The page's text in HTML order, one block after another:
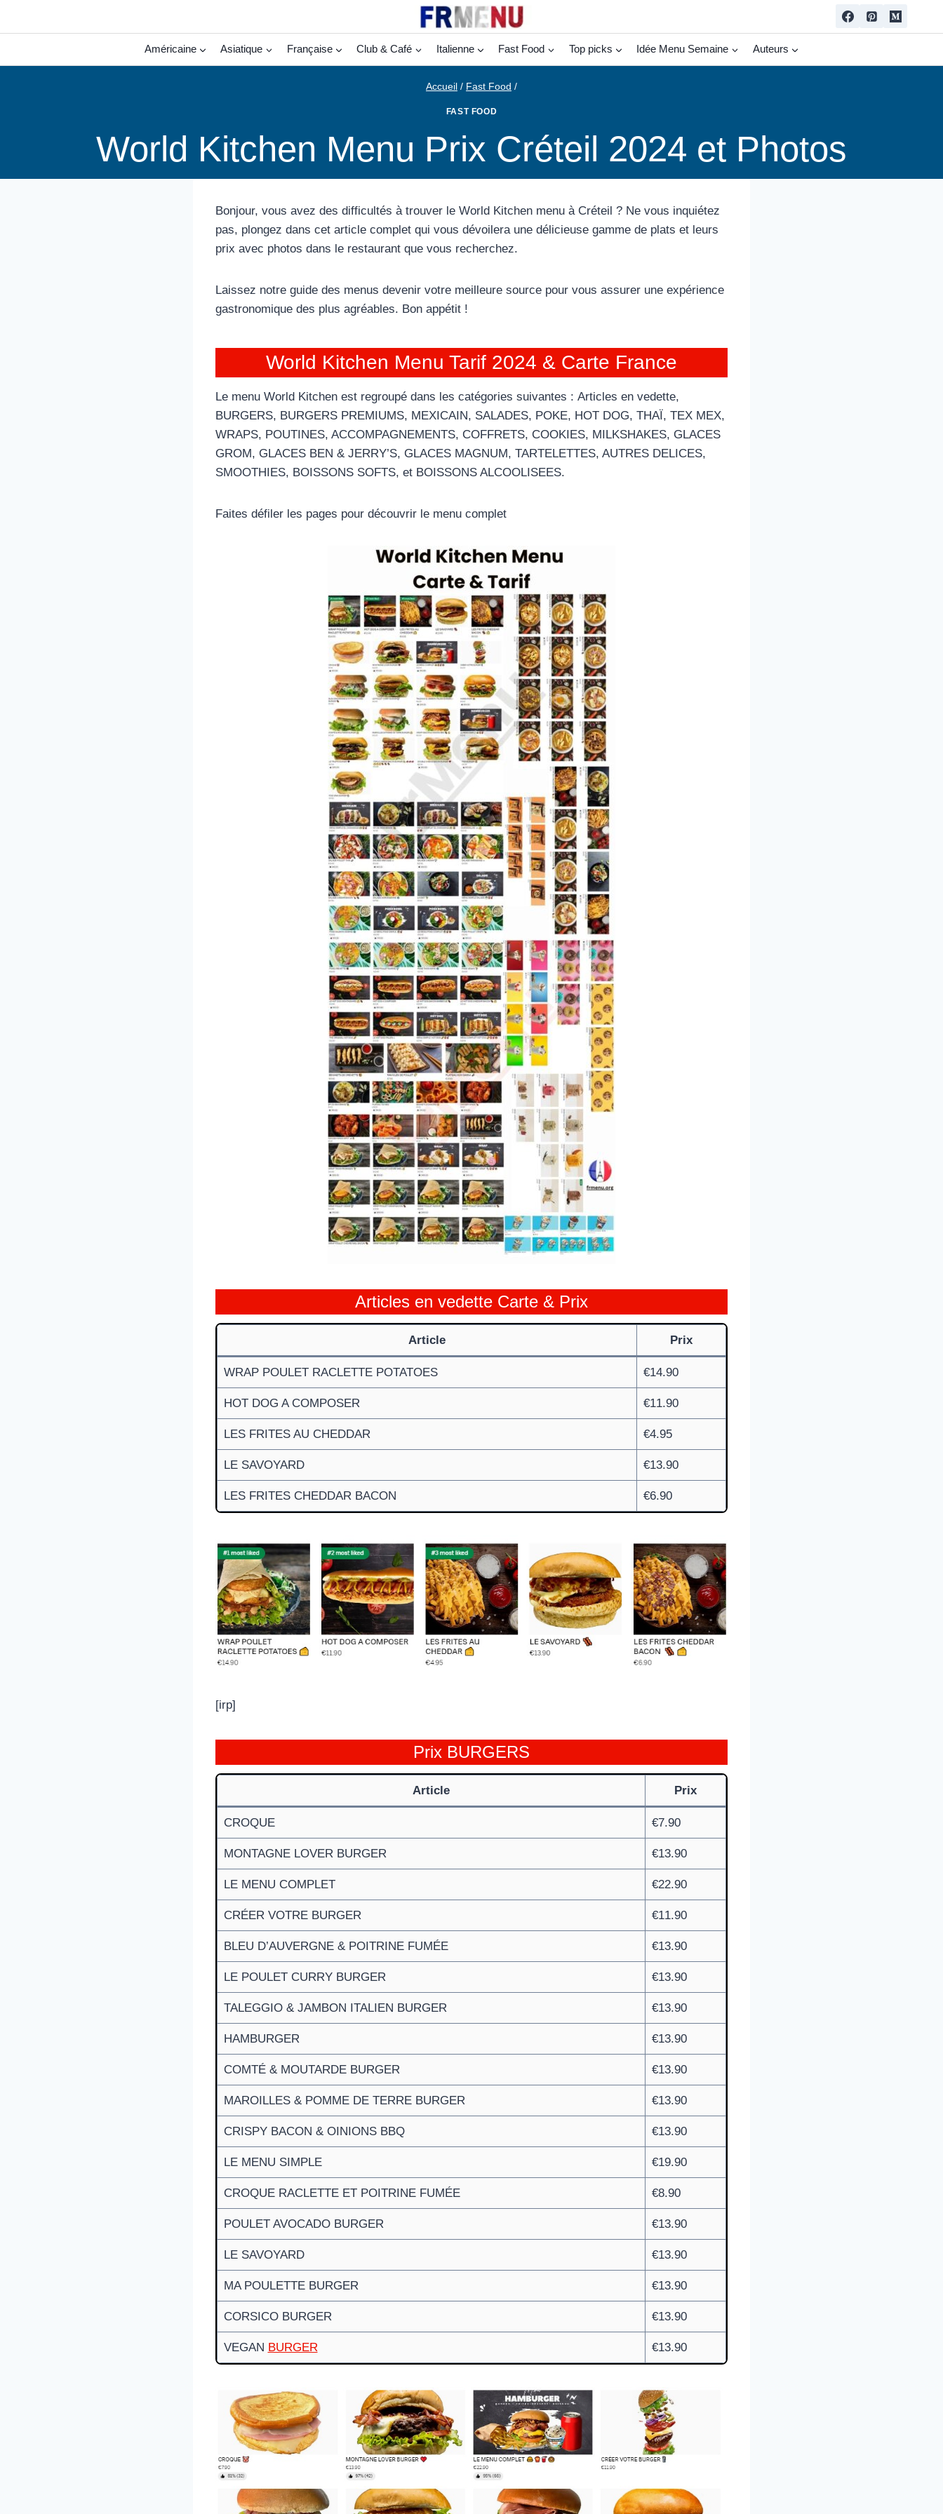
Américaine Asiatique Française Club & Café Italienne Fast Food Top picks Idée Menu Semaine Auteurs
Accueil / Fast Food /
FAST FOOD
World Kitchen Menu Prix Créteil 2024 et Photos
Bonjour, vous avez des difficultés à trouver le World Kitchen menu à Créteil ? Ne vous inquiétez
pas, plongez dans cet article complet qui vous dévoilera une délicieuse gamme de plats et leurs
prix avec photos dans le restaurant que vous recherchez.
Laissez notre guide des menus devenir votre meilleure source pour vous assurer une expérience
gastronomique des plus agréables. Bon appétit !
World Kitchen Menu Tarif 2024 & Carte France
Le menu World Kitchen est regroupé dans les catégories suivantes : Articles en vedette,
BURGERS, BURGERS PREMIUMS, MEXICAIN, SALADES, POKE, HOT DOG, THAÏ, TEX MEX,
WRAPS, POUTINES, ACCOMPAGNEMENTS, COFFRETS, COOKIES, MILKSHAKES, GLACES
GROM, GLACES BEN & JERRY’S, GLACES MAGNUM, TARTELETTES, AUTRES DELICES,
SMOOTHIES, BOISSONS SOFTS, et BOISSONS ALCOOLISEES.
Faites défiler les pages pour découvrir le menu complet
Articles en vedette Carte & Prix
Article Prix
WRAP POULET RACLETTE POTATOES €14.90
HOT DOG A COMPOSER €11.90
LES FRITES AU CHEDDAR €4.95
LE SAVOYARD €13.90
LES FRITES CHEDDAR BACON €6.90
[irp]
Prix BURGERS
Article Prix
CROQUE €7.90
MONTAGNE LOVER BURGER €13.90
LE MENU COMPLET €22.90
CRÉER VOTRE BURGER €11.90
BLEU D’AUVERGNE & POITRINE FUMÉE €13.90
LE POULET CURRY BURGER €13.90
TALEGGIO & JAMBON ITALIEN BURGER €13.90
HAMBURGER €13.90
COMTÉ & MOUTARDE BURGER €13.90
MAROILLES & POMME DE TERRE BURGER €13.90
CRISPY BACON & OINIONS BBQ €13.90
LE MENU SIMPLE €19.90
CROQUE RACLETTE ET POITRINE FUMÉE €8.90
POULET AVOCADO BURGER €13.90
LE SAVOYARD €13.90
MA POULETTE BURGER €13.90
CORSICO BURGER €13.90
VEGAN BURGER €13.90